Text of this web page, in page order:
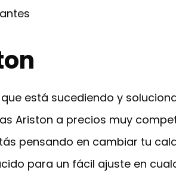
está sucediendo y
Ariston a precios muy
pensando en cambiar tu
para un fácil ajuste en